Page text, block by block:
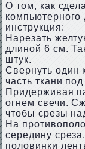
О том, как
компьютерного
инструкция:
Нарезать
длиной 6 см.
штук.
Свернуть один
часть ткани
Придерживая
огнем свечи.
чтобы срезы
На
середину
половинки